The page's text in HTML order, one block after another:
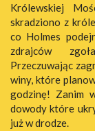
Królewskiej
skradziono z
co Holmes
zdrajców
Przeczuwając
winy, które
godzinę! Zanim
dowody które
już w drodze.